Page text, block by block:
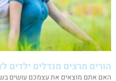
הורים מרצים מגדלים ילדים
האם אתם מוצאים את עצמכם עושים